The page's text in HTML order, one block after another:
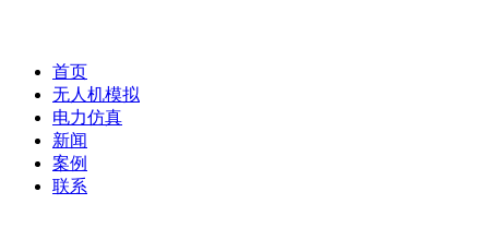
首页
无人机模拟
电力仿真
新闻
案例
联系